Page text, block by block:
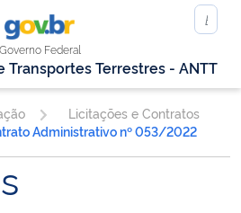
Governo Federal
Transportes Terrestres - ANTT
Licitações e Contratos
Administrativo nº 053/2022